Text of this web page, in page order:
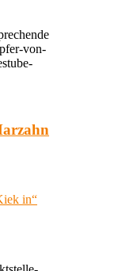
von-
in“